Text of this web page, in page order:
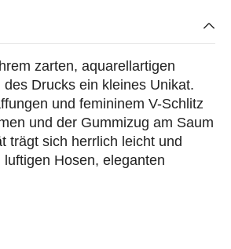
zarten, aquarellartigen
Drucks ein kleines Unikat.
und femininem V-Schlitz
und der Gummizug am Saum
trägt sich herrlich leicht und
Hosen, eleganten